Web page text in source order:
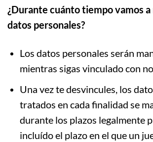
¿Durante cuánto tiempo vamos
datos personales?
Los datos personales serán
mientras sigas vinculado con
Una vez te desvincules, los
tratados en cada finalidad se
durante los plazos legalmente
incluído el plazo en el que un